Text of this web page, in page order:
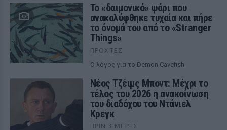
Το «δαιμονικό» ψάρι που
ανακαλύφθηκε τυχαία και πήρε
το όνομά του από το «Stranger
Things»
ΠΡΟΧΤΈΣ
Ο λόγος για το Demon Cavefish
Νέος Τζέιμς Μποντ: Μέχρι το
τέλος του 2026 η ανακοίνωση
του διαδόχου του Ντάνιελ
Κρεγκ
ΠΡΙΝ 3 ΜΈΡΕΣ